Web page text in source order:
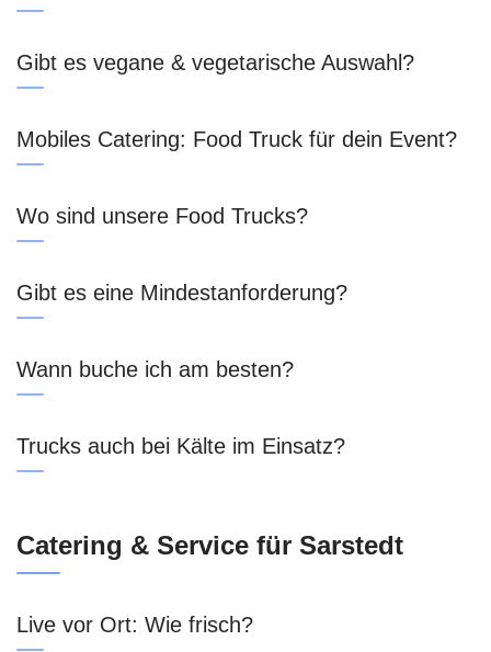
Gibt es vegane & vegetarische Auswahl?
Mobiles Catering: Food Truck für dein Event?
Wo sind unsere Food Trucks?
Gibt es eine Mindestanforderung?
Wann buche ich am besten?
Trucks auch bei Kälte im Einsatz?
Catering & Service für Sarstedt
Live vor Ort: Wie frisch?